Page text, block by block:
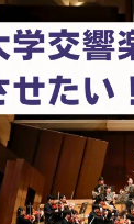
像・映画
ジネス・起業
ちづくり・地域